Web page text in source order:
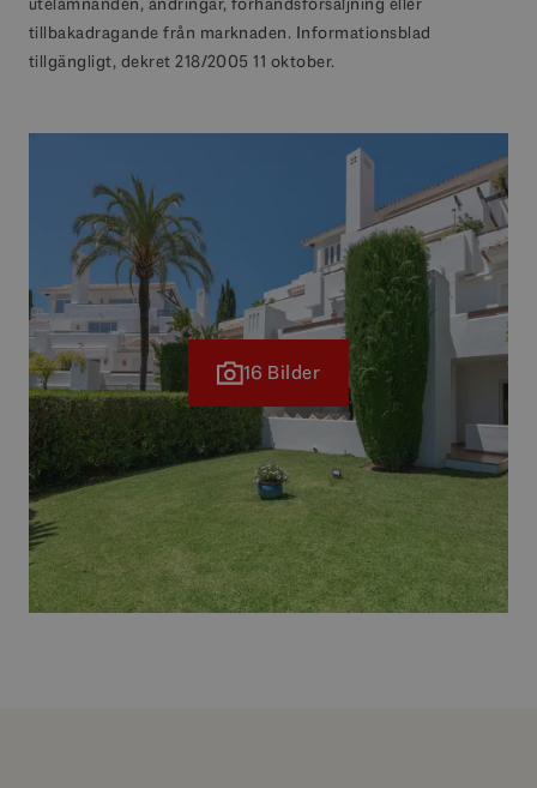
tillbakadragande från marknaden. Informationsblad
tillgängligt, dekret 218/2005 11 oktober.
16 Bilder